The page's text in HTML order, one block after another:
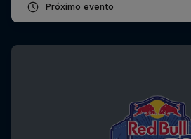
Próximo evento